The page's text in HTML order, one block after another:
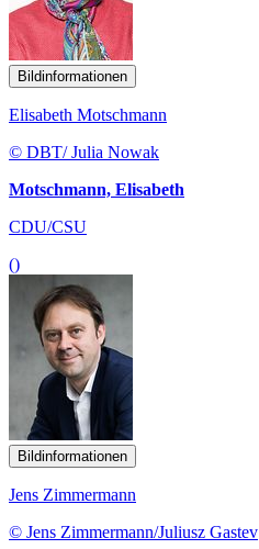
Bildinformationen
Elisabeth Motschmann
© DBT/ Julia Nowak
Motschmann, Elisabeth
CDU/CSU
()
Bildinformationen
Jens Zimmermann
© Jens Zimmermann/Juliusz Gastev